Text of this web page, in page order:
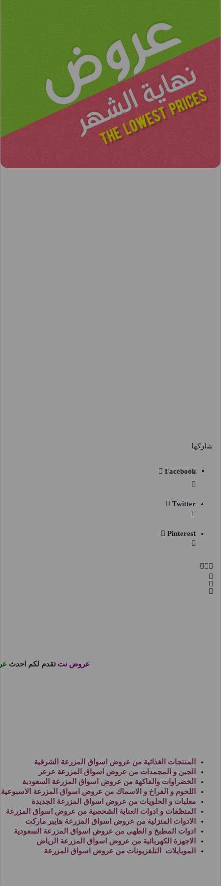
شاركها
Facebook
Twitter
Pinterest
عروض نت تقدم لكم احدث
المنتجات الغذائية من عروض اسواق المزرعة الشرقية
الجبن و المجمدات من عروض اسواق المزرعة عرعر
الخضراوات والفاكهة من عروض اسواق المزرعة السعودية
اللحوم و الفراخ و الاسماك من عروض اسواق المزرعة الاسبوعية
معلبات و الحلويات من عروض اسواق المزرعة الجديدة
المنظفات و ادوات العناية الشخصية من عروض اسواق المزرعة
الادوات المنزلية من عروض اسواق المزرعة هايبر ماركت
ادوات المطبخ و الطهى من عروض اسواق المزرعة السعودية
الاجهزة الكهربائية من عروض اسواق المزرعة الرياض
الموبايلات التلفزيونات من عروض اسواق المزرعة